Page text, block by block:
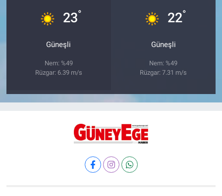
23°
Güneşli
Nem: %49
Rüzgar: 6.39 m/s
22°
Güneşli
Nem: %49
Rüzgar: 7.31 m/s